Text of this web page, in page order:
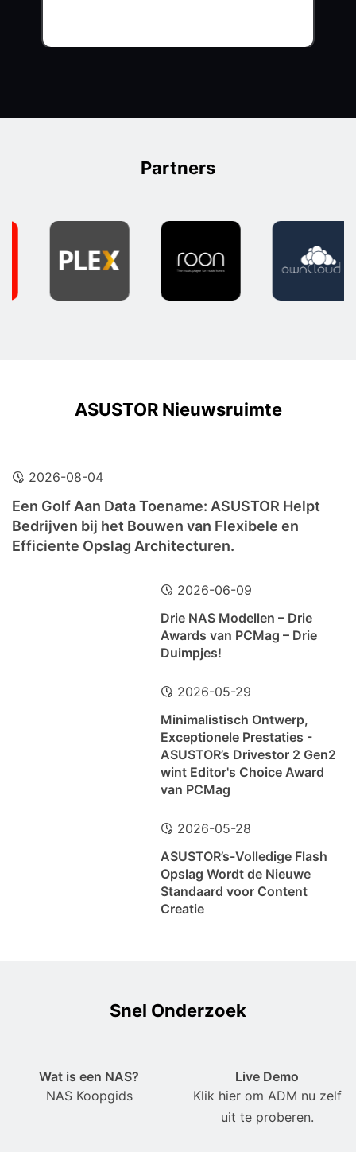
Partners
ASUSTOR Nieuwsruimte
2026-08-04
Een Golf Aan Data Toename: ASUSTOR Helpt
Bedrijven bij het Bouwen van Flexibele en
Efficiente Opslag Architecturen.
2026-06-09
Drie NAS Modellen – Drie
Awards van PCMag – Drie
Duimpjes!
2026-05-29
Minimalistisch Ontwerp,
Exceptionele Prestaties -
ASUSTOR’s Drivestor 2 Gen2
wint Editor's Choice Award
van PCMag
2026-05-28
ASUSTOR’s-Volledige Flash
Opslag Wordt de Nieuwe
Standaard voor Content
Creatie
Snel Onderzoek
Wat is een NAS?
NAS Koopgids
Live Demo
Klik hier om ADM nu zelf
uit te proberen.